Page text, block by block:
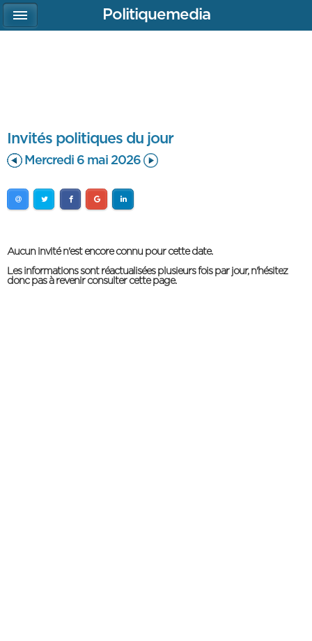
Invités politiques du jour
Mercredi 6 mai 2026
Aucun invité n'est encore connu pour cette date.
Les informations sont réactualisées plusieurs fois par jour, n'hésitez
donc pas à revenir consulter cette page.
Politiquemedia